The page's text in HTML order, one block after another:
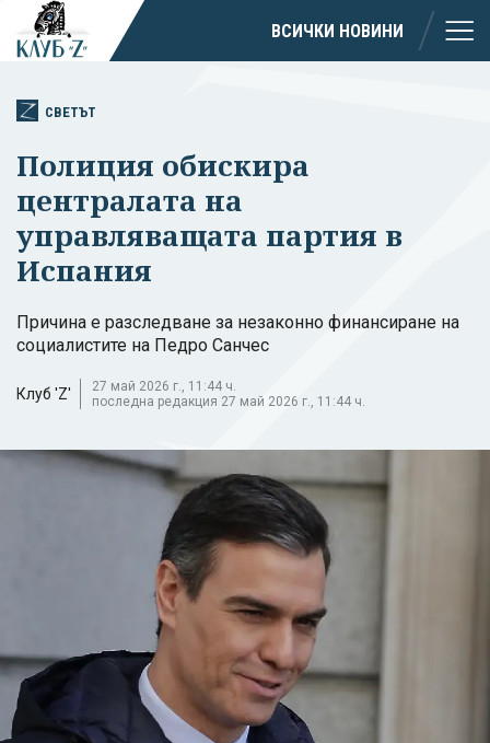
ВСИЧКИ НОВИНИ
СВЕТЪТ
Полиция обискира
централата на
управляващата партия в
Испания
Причина е разследване за незаконно финансиране на
социалистите на Педро Санчес
Клуб 'Z'
27 май 2026 г., 11:44 ч.
последна редакция 27 май 2026 г., 11:44 ч.